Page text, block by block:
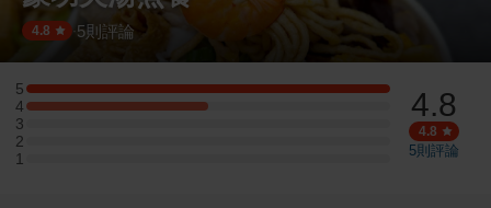
4.8 ·5則評論
5
5 星：2 則評論
4
4 星：1 則評論
3
3 星：0 則評論
2
2 星：0 則評論
1
1 星：0 則評論
4.8
4.8
5則評論